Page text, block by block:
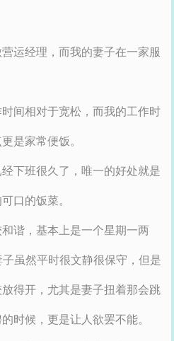
运经理，而我的妻子在一家服
间相对于宽松，而我的工作时
是家常便饭。
下班很久了，唯一的好处就是
口的饭菜。
谐，基本上是一个星期一两
虽然平时很文静很保守，但是
得开，尤其是妻子扭着那会跳
时候，更是让人欲罢不能。